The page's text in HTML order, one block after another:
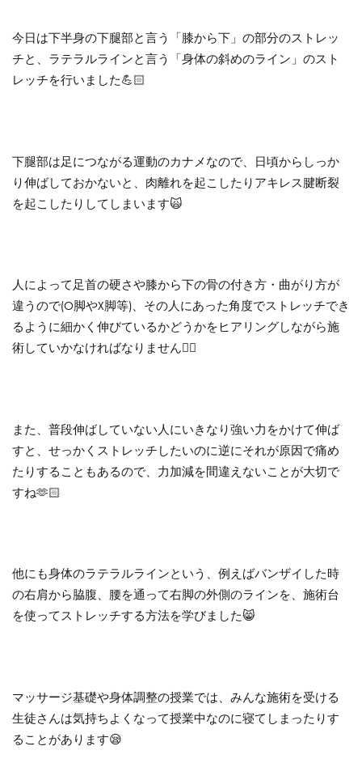
今日は下半身の下腿部と言う「膝から下」の部分のストレッ
チと、ラテラルラインと言う「身体の斜めのライン」のスト
レッチを行いました💪🏻
下腿部は足につながる運動のカナメなので、日頃からしっか
り伸ばしておかないと、肉離れを起こしたりアキレス腱断裂
を起こしたりしてしまいます🙀
人によって足首の硬さや膝から下の骨の付き方・曲がり方が
違うので(O脚やX脚等)、その人にあった角度でストレッチでき
るように細かく伸びているかどうかをヒアリングしながら施
術していかなければなりません☝🏻
また、普段伸ばしていない人にいきなり強い力をかけて伸ば
すと、せっかくストレッチしたいのに逆にそれが原因で痛め
たりすることもあるので、力加減を間違えないことが大切で
すね🫶🏻
他にも身体のラテラルラインという、例えばバンザイした時
の右肩から脇腹、腰を通って右脚の外側のラインを、施術台
を使ってストレッチする方法を学びました😸
マッサージ基礎や身体調整の授業では、みんな施術を受ける
生徒さんは気持ちよくなって授業中なのに寝てしまったりす
ることがあります😪